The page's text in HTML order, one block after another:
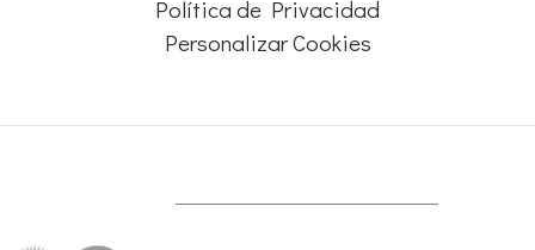
Política de Privacidad
Personalizar Cookies